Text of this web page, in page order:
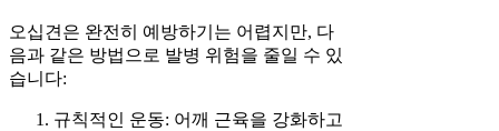
오십견은 완전히 예방하기는 어렵지만, 다
음과 같은 방법으로 발병 위험을 줄일 수 있
습니다:
규칙적인 운동: 어깨 근육을 강화하고